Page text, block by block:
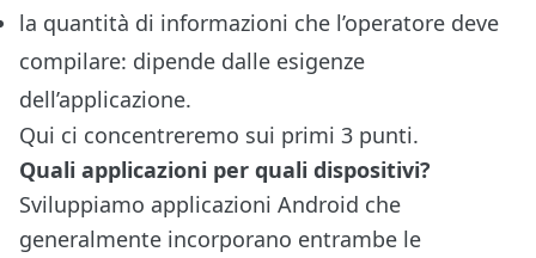
la quantità di informazioni che l’operatore deve
compilare: dipende dalle esigenze
dell’applicazione.
Qui ci concentreremo sui primi 3 punti.
Quali applicazioni per quali dispositivi?
Sviluppiamo applicazioni Android che
generalmente incorporano entrambe le